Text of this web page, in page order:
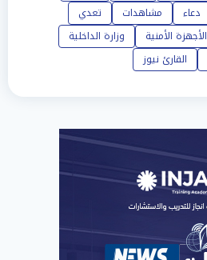
دعاء مشاهدات
تعدي
الأجهزة الأمنية
وزارة الداخلية
القارئ نيوز